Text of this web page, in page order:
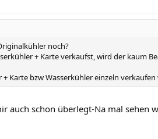
noch?
+ Karte verkaufst, wird der kaum
Karte bzw Wasserkühler einzeln verkaufen
auch schon überlegt-Na mal sehen